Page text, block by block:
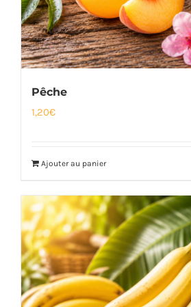
Pêche
1,20€
Ajouter au panier